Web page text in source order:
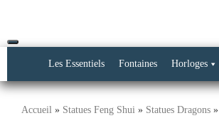
content
Les Essentiels Fontaines Horloges
Accueil » Statues Feng Shui » Statues Dragons »